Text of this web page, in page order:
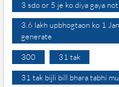
3 sdo or 5 je ko diya gaya
3.6 lakh upbhogtaon ko 1
generate
300 31 tak
31 tak bijli bill bhara tabhi